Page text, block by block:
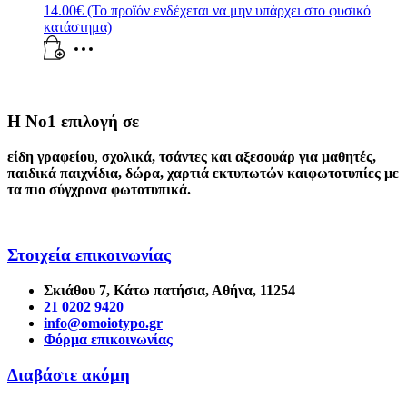
14.00€ (Το προϊόν ενδέχεται να μην υπάρχει στο φυσικό
κατάστημα)
Η Νο1 επιλογή σε
είδη γραφείου, σχολικά, τσάντες και αξεσουάρ για μαθητές,
παιδικά παιχνίδια, δώρα, χαρτιά εκτυπωτών καιφωτοτυπίες με
τα πιο σύγχρονα φωτοτυπικά.
Στοιχεία επικοινωνίας
Σκιάθου 7, Κάτω πατήσια, Αθήνα, 11254
21 0202 9420
info@omoiotypo.gr
Φόρμα επικοινωνίας
Διαβάστε ακόμη